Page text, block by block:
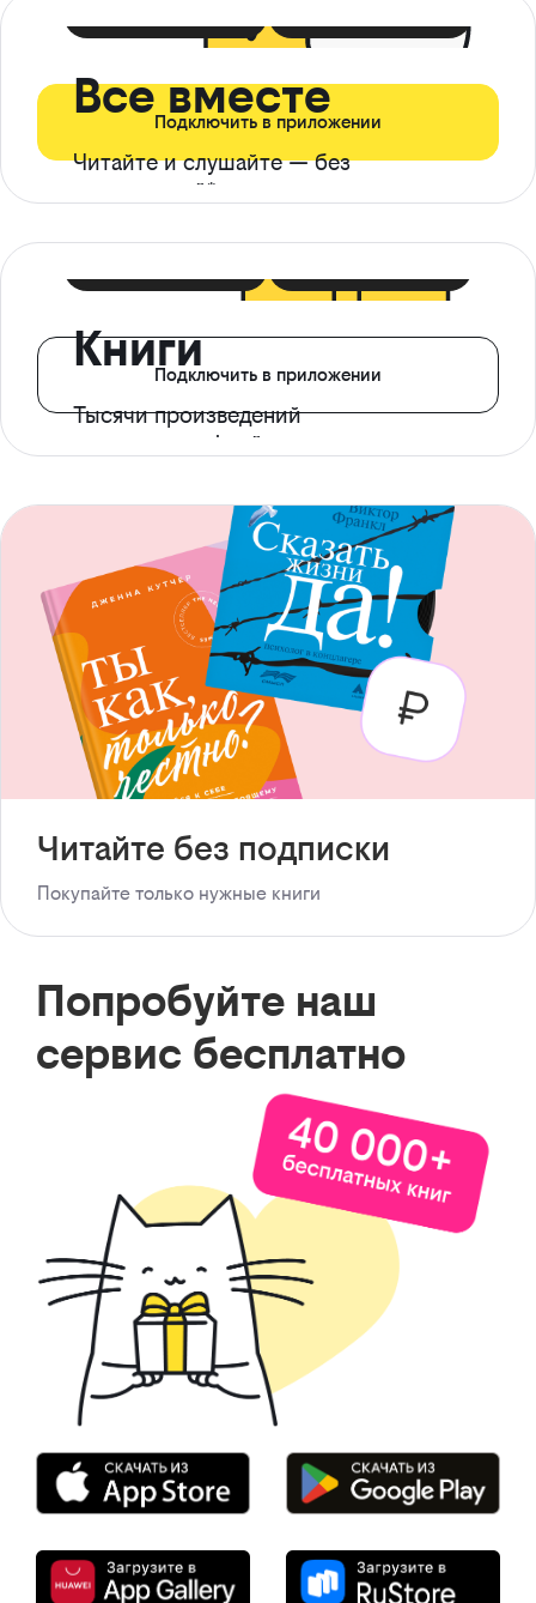
Все вместе
Читайте и слушайте — без
ограничений*
Подключить в приложении
Книги
Тысячи произведений
с доступом офлайн
Подключить в приложении
Читайте без подписки
Покупайте только нужные книги
Попробуйте наш
сервис бесплатно